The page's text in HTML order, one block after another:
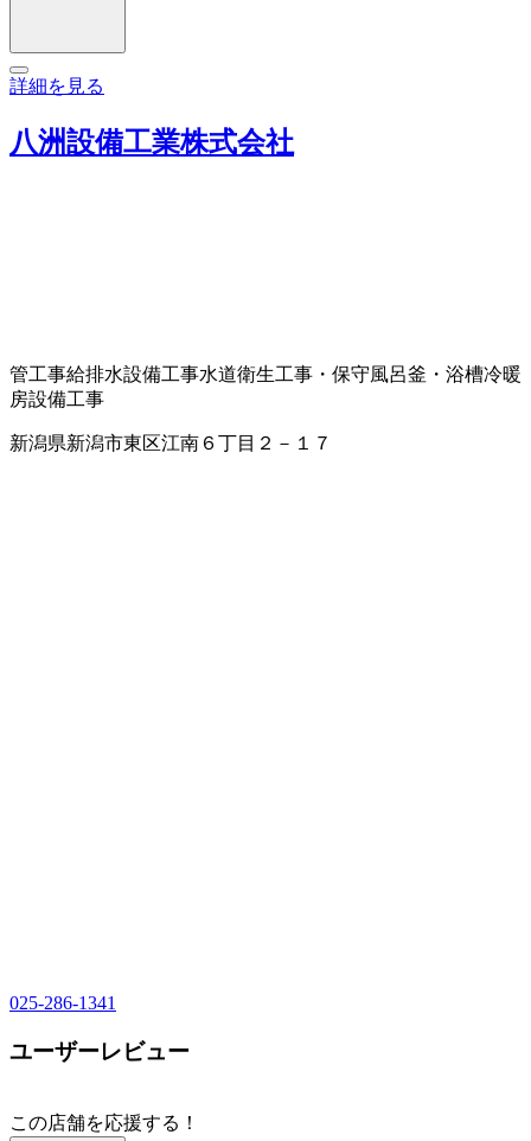
詳細を見る
八洲設備工業株式会社
管工事給排水設備工事水道衛生工事・保守風呂釜・浴槽冷暖
房設備工事
新潟県新潟市東区江南６丁目２－１７
025-286-1341
ユーザーレビュー
この店舗を応援する！